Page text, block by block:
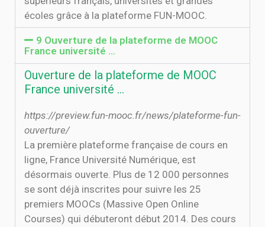
écoles grâce à la plateforme FUN-MOOC.
9 Ouverture de la plateforme de MOOC
France université …
Ouverture de la plateforme de MOOC
France université …
https://preview.fun-mooc.fr/news/plateforme-fun-
ouverture/
La première plateforme française de cours en
ligne, France Université Numérique, est
désormais ouverte. Plus de 12 000 personnes
se sont déjà inscrites pour suivre les 25
premiers MOOCs (Massive Open Online
Courses) qui débuteront début 2014. Des cours